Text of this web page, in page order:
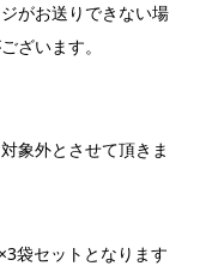
がお送りできない場
ざいます。
象外とさせて頂きま
袋セットとなります